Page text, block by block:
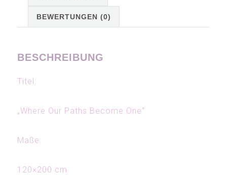
BEWERTUNGEN (0)
BESCHREIBUNG
Titel:
„Where Our Paths Become One“
Maße:
120×200 cm